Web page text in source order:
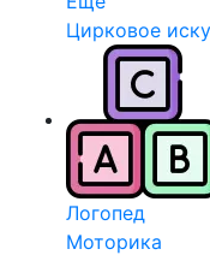
Цирковое
Логопед
Моторика